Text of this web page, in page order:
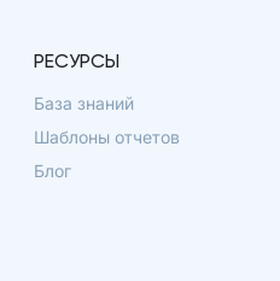
РЕСУРСЫ
База знаний
Шаблоны отчетов
Блог